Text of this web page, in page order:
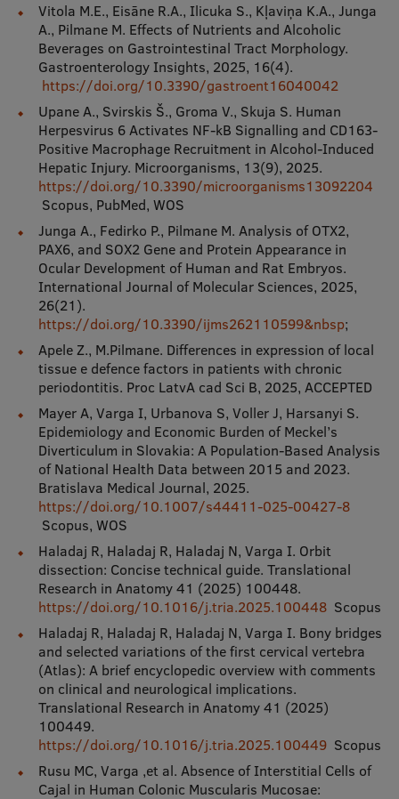
Starptautiskā sadarbība
Mobilitātes programmas
Starptautiskie projekti
Starptautiskie sadarbības partneri
EURAXESS RSU kontaktpunkts
EATRIS koordinators Latvijā
Vitola M.E., Eisāne R.A., Ilicuka S., Kļaviņa K.A., Junga
A., Pilmane M. Effects of Nutrients and Alcoholic
Beverages on Gastrointestinal Tract Morphology.
Gastroenterology Insights, 2025, 16(4).
https://doi.org/10.3390/gastroent16040042
Upane A., Svirskis Š., Groma V., Skuja S. Human
Herpesvirus 6 Activates NF-kB Signalling and CD163-
Positive Macrophage Recruitment in Alcohol-Induced
Hepatic Injury. Microorganisms, 13(9), 2025.
https://doi.org/10.3390/microorganisms13092204
Scopus, PubMed, WOS
Junga A., Fedirko P., Pilmane M. Analysis of OTX2,
PAX6, and SOX2 Gene and Protein Appearance in
Ocular Development of Human and Rat Embryos.
International Journal of Molecular Sciences, 2025,
26(21).
https://doi.org/10.3390/ijms262110599&nbsp;
Apele Z., M.Pilmane. Differences in expression of local
tissue e defence factors in patients with chronic
periodontitis. Proc LatvA cad Sci B, 2025, ACCEPTED
Mayer A, Varga I, Urbanova S, Voller J, Harsanyi S.
Epidemiology and Economic Burden of Meckel’s
Diverticulum in Slovakia: A Population-Based Analysis
of National Health Data between 2015 and 2023.
Bratislava Medical Journal, 2025.
https://doi.org/10.1007/s44411-025-00427-8
Scopus, WOS
Haladaj R, Haladaj R, Haladaj N, Varga I. Orbit
dissection: Concise technical guide. Translational
Research in Anatomy 41 (2025) 100448.
https://doi.org/10.1016/j.tria.2025.100448Scopus
Haladaj R, Haladaj R, Haladaj N, Varga I. Bony bridges
and selected variations of the first cervical vertebra
(Atlas): A brief encyclopedic overview with comments
on clinical and neurological implications.
Translational Research in Anatomy 41 (2025)
100449.
https://doi.org/10.1016/j.tria.2025.100449Scopus
Rusu MC, Varga ,et al. Absence of Interstitial Cells of
Cajal in Human Colonic Muscularis Mucosae: